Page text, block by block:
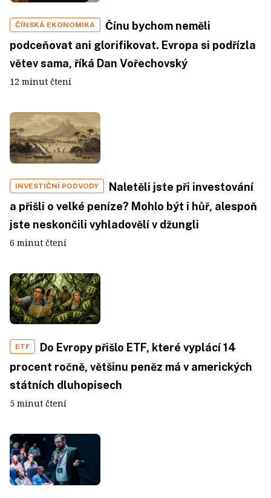
ČÍNSKÁ EKONOMIKA
Čínu bychom neměli
podceňovat ani glorifikovat. Evropa si podřízla
větev sama, říká Dan Vořechovský
12 minut čtení
INVESTIČNÍ PODVODY
Naletěli jste při investování
a přišli o velké peníze? Mohlo být i hůř, alespoň
jste neskončili vyhladovělí v džungli
6 minut čtení
ETF
Do Evropy přišlo ETF, které vyplácí 14
procent ročně, většinu peněz má v amerických
státních dluhopisech
5 minut čtení